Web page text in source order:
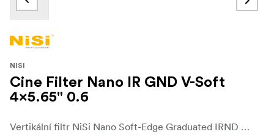
NISI
Cine Filter Nano IR GND V-Soft
4x5.65" 0.6
Vertikální filtr NiSi Nano Soft-Edge Graduated IRND pomáhá ztmavit určité oblasti obrazu, například jasnou oblohu, a zároveň umožňuje normální, neovlivněnou expozici v ostatních částech obrazu.